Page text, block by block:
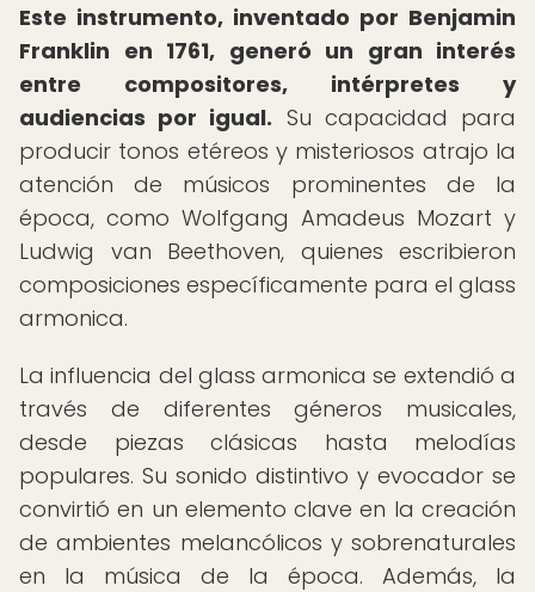
Este instrumento, inventado por Benjamin
Franklin en 1761, generó un gran interés
entre compositores, intérpretes y
audiencias por igual. Su capacidad para
producir tonos etéreos y misteriosos atrajo la
atención de músicos prominentes de la
época, como Wolfgang Amadeus Mozart y
Ludwig van Beethoven, quienes escribieron
composiciones específicamente para el glass
armonica.
La influencia del glass armonica se extendió a
través de diferentes géneros musicales,
desde piezas clásicas hasta melodías
populares. Su sonido distintivo y evocador se
convirtió en un elemento clave en la creación
de ambientes melancólicos y sobrenaturales
en la música de la época. Además, la